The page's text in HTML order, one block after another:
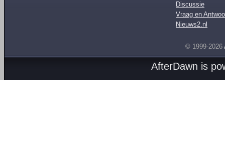
Discussie
Vraag en
Nieuws2.nl
© 1999-2026
AfterDawn is